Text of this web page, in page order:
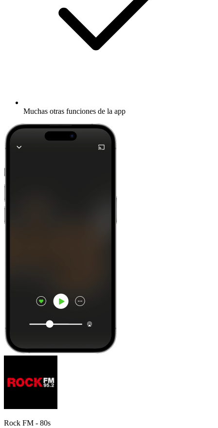
Muchas otras funciones de la app
Rock FM - 80s